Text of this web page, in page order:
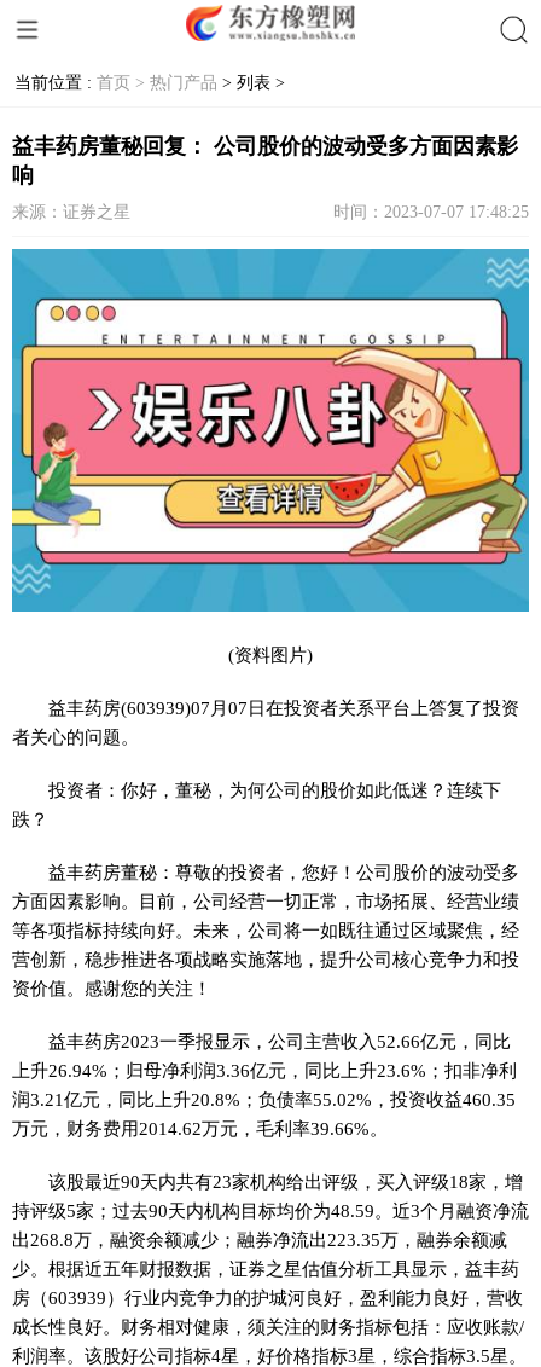
当前位置 : 首页 > 热门产品 > 列表 >
益丰药房董秘回复： 公司股价的波动受多方面因素影
响
来源：证券之星 时间：2023-07-07 17:48:25
(资料图片)
益丰药房(603939)07月07日在投资者关系平台上答复了投资
者关心的问题。
投资者：你好，董秘，为何公司的股价如此低迷？连续下
跌？
益丰药房董秘：尊敬的投资者，您好！公司股价的波动受多
方面因素影响。目前，公司经营一切正常，市场拓展、经营业绩
等各项指标持续向好。未来，公司将一如既往通过区域聚焦，经
营创新，稳步推进各项战略实施落地，提升公司核心竞争力和投
资价值。感谢您的关注！
益丰药房2023一季报显示，公司主营收入52.66亿元，同比
上升26.94%；归母净利润3.36亿元，同比上升23.6%；扣非净利
润3.21亿元，同比上升20.8%；负债率55.02%，投资收益460.35
万元，财务费用2014.62万元，毛利率39.66%。
该股最近90天内共有23家机构给出评级，买入评级18家，增
持评级5家；过去90天内机构目标均价为48.59。近3个月融资净流
出268.8万，融资余额减少；融券净流出223.35万，融券余额减
少。根据近五年财报数据，证券之星估值分析工具显示，益丰药
房（603939）行业内竞争力的护城河良好，盈利能力良好，营收
成长性良好。财务相对健康，须关注的财务指标包括：应收账款/
利润率。该股好公司指标4星，好价格指标3星，综合指标3.5星。